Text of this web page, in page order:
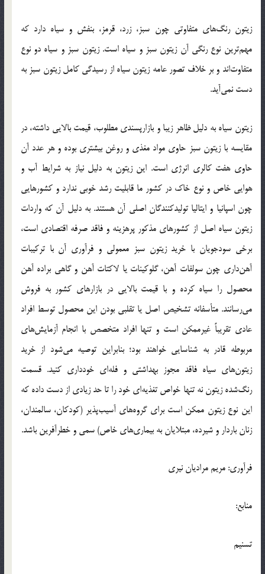
زیتون رنگ‌های متفاوتی چون سبز، زرد، قرمز، بنفش و سیاه دارد که
مهم‌ترین نوع رنگی آن زیتون سبز و سیاه است. زیتون سبز و سیاه دو نوع
متفاوت‌اند و بر خلاف تصور عامه زیتون سیاه از رسیدگی کامل زیتون سبز به
دست نمی‌آید.
زیتون سیاه به دلیل ظاهر زیبا و بازارپسندی مطلوب، قیمت بالایی داشته، در
مقایسه با زیتون سبز حاوی مواد مغذی و روغن بیشتری بوده و هر عدد آن
حاوی هفت کالری انرژی است. این زیتون به دلیل نیاز به شرایط آب و
هوایی خاص و نوع خاک در کشور ما قابلیت رشد خوبی ندارد و کشورهایی
چون اسپانیا و ایتالیا تولیدکنندگان اصلی آن هستند. به دلیل آن که واردات
زیتون سیاه اصل از کشورهای مذکور پرهزینه و فاقد صرفه اقتصادی است،
برخی سودجویان با خرید زیتون سبز معمولی و فرآوری آن با ترکیبات
آهن‌داری چون سولفات آهن، گلوکینات یا لاکتات آهن و گاهی براده آهن
محصول را سیاه کرده و با قیمت بالایی در بازارهای کشور به فروش
می‌رسانند. متأسفانه تشخیص اصل یا تقلبی بودن این محصول توسط افراد
عادی تقریباً غیرممکن است و تنها افراد متخصص با انجام آزمایش‌های
مربوطه قادر به شناسایی خواهند بود؛ بنابراین توصیه می‌شود از خرید
زیتون‌های سیاه فاقد مجوز بهداشتی و فله‌ای خودداری کنید. قسمت
رنگ‌شده زیتون نه تنها خواص تغذیه‌ای خود را تا حد زیادی از دست داده که
این نوع زیتون ممکن است برای گروه‌های آسیب‌پذیر (کودکان، سالمندان،
زنان باردار و شیرده، مبتلایان به بیماری‌های خاص) سمی و خطرآفرین باشد.
فرآوری: مریم مرادیان نیری
منابع:
تسنیم